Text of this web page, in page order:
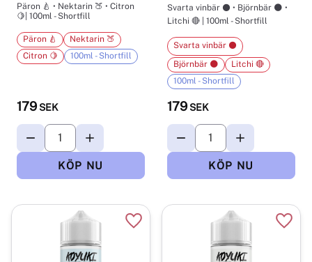
Päron 🍐 • Nektarin 🍑 • Citron
🍋| 100ml - Shortfill
179 SEK
Päron 🍐
Nektarin 🍑
Citron 🍋
100ml - Shortfill
Svarta vinbär ⚫ • Björnbär 🌑 •
Litchi 🔴 | 100ml - Shortfill
179 SEK
Svarta vinbär ⚫
Björnbär 🌑
Litchi 🔴
100ml - Shortfill
Lägg till i favoriter